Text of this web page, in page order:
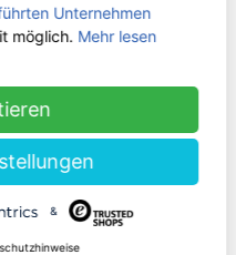
bei
Unternehmen
möglich. Mehr lesen
&